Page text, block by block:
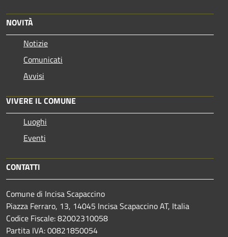
NOVITÀ
Notizie
Comunicati
Avvisi
VIVERE IL COMUNE
Luoghi
Eventi
CONTATTI
Comune di Incisa Scapaccino
Piazza Ferraro, 13, 14045 Incisa Scapaccino AT, Italia
Codice Fiscale: 82002310058
Partita IVA: 00821850054